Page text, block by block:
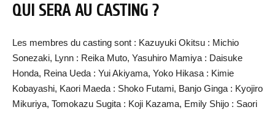
QUI SERA AU CASTING ?
Les membres du casting sont : Kazuyuki Okitsu : Michio
Sonezaki, Lynn : Reika Muto, Yasuhiro Mamiya : Daisuke
Honda, Reina Ueda : Yui Akiyama, Yoko Hikasa : Kimie
Kobayashi, Kaori Maeda : Shoko Futami, Banjo Ginga : Kyojiro
Mikuriya, Tomokazu Sugita : Koji Kazama, Emily Shijo : Saori